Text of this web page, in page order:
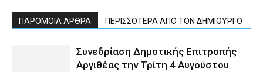
ΠΑΡΟΜΟΙΑ ΑΡΘΡΑ ΠΕΡΙΣΣΟΤΕΡΑ ΑΠΟ ΤΟΝ ΔΗΜΙΟΥΡΓΟ
Συνεδρίαση Δημοτικής Επιτροπής
Αργιθέας την Τρίτη 4 Αυγούστου